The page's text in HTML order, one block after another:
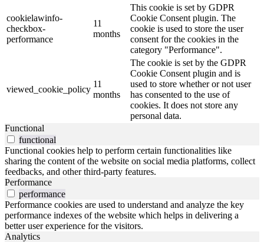
cookielawinfo-
checkbox-
performance
11
months
This cookie is set by GDPR
Cookie Consent plugin. The
cookie is used to store the user
consent for the cookies in the
category "Performance".
viewed_cookie_policy
11
months
The cookie is set by the GDPR
Cookie Consent plugin and is
used to store whether or not user
has consented to the use of
cookies. It does not store any
personal data.
Functional
functional
Functional cookies help to perform certain functionalities like
sharing the content of the website on social media platforms, collect
feedbacks, and other third-party features.
Performance
performance
Performance cookies are used to understand and analyze the key
performance indexes of the website which helps in delivering a
better user experience for the visitors.
Analytics